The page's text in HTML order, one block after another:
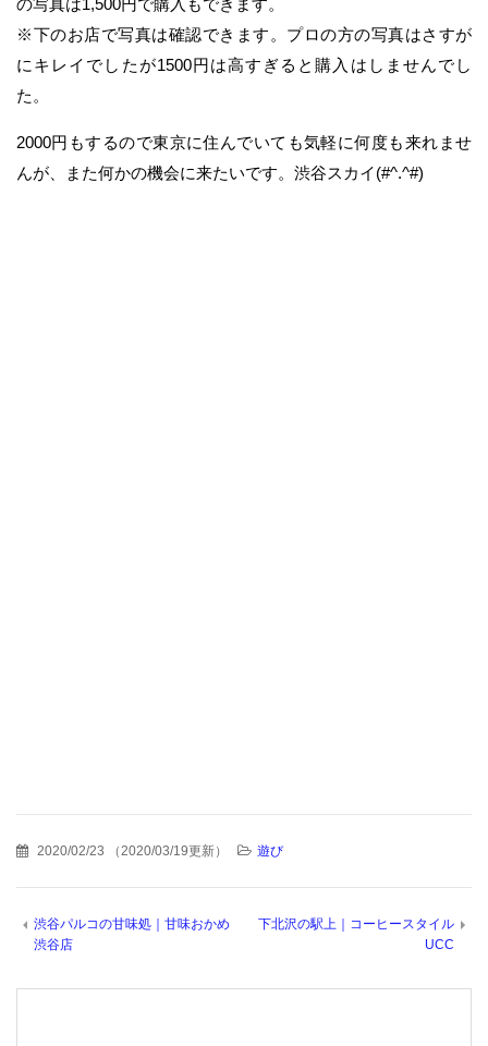
※下のお店で写真は確認できます。プロの方の写真はさすが
にキレイでしたが1500円は高すぎると購入はしませんでし
た。
2000円もするので東京に住んでいても気軽に何度も来れませ
んが、また何かの機会に来たいです。渋谷スカイ(#^.^#)
2020/02/23 （ 2020/03/19更新） 遊び
渋谷パルコの甘味処｜甘味おかめ
渋谷店
下北沢の駅上｜コーヒースタイル
UCC